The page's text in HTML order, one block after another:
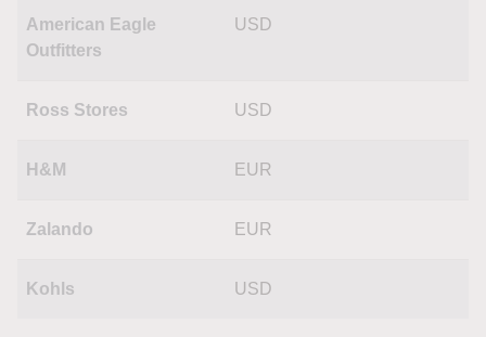
American Eagle
Outfitters
USD
Ross Stores USD
H&M EUR
Zalando EUR
Kohls USD